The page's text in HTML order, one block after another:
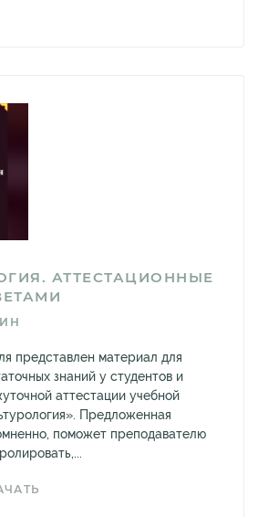
АТТЕСТАЦИОННЫЕ
представлен материал для
знаний у студентов и
аттестации учебной
Предложенная
поможет преподавателю